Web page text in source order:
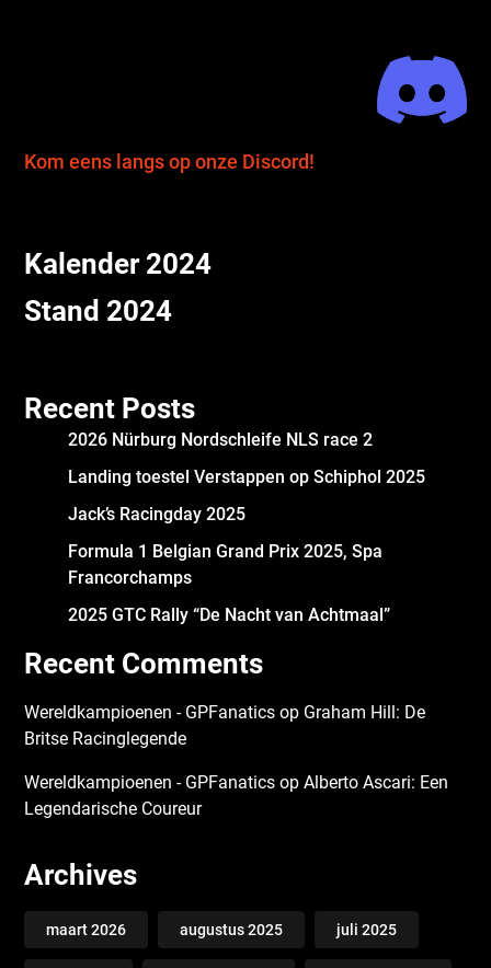
Kom eens langs op onze Discord!
Kalender 2024
Stand 2024
Recent Posts
2026 Nürburg Nordschleife NLS race 2
Landing toestel Verstappen op Schiphol 2025
Jack’s Racingday 2025
Formula 1 Belgian Grand Prix 2025, Spa
Francorchamps
2025 GTC Rally “De Nacht van Achtmaal”
Recent Comments
Wereldkampioenen - GPFanatics op Graham Hill: De
Britse Racinglegende
Wereldkampioenen - GPFanatics opAlberto Ascari: Een
Legendarische Coureur
Archives
maart 2026 augustus 2025 juli 2025